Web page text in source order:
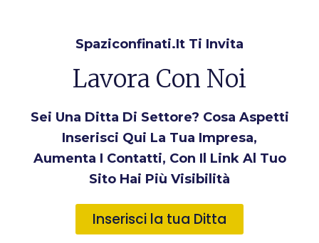
Spaziconfinati.it Ti Invita
Lavora Con Noi
Sei Una Ditta Di Settore? Cosa Aspetti
Inserisci Qui La Tua Impresa,
Aumenta I Contatti, Con Il Link Al Tuo
Sito Hai Più Visibilità
Inserisci la tua Ditta